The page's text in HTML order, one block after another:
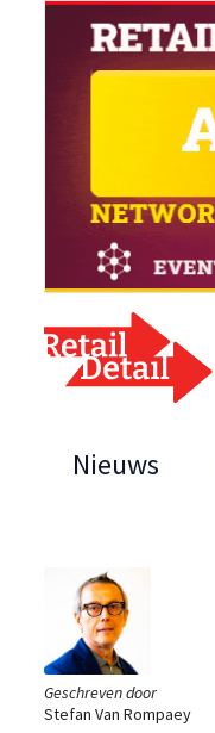
Nieuws
Geschreven door
Stefan Van Rompaey